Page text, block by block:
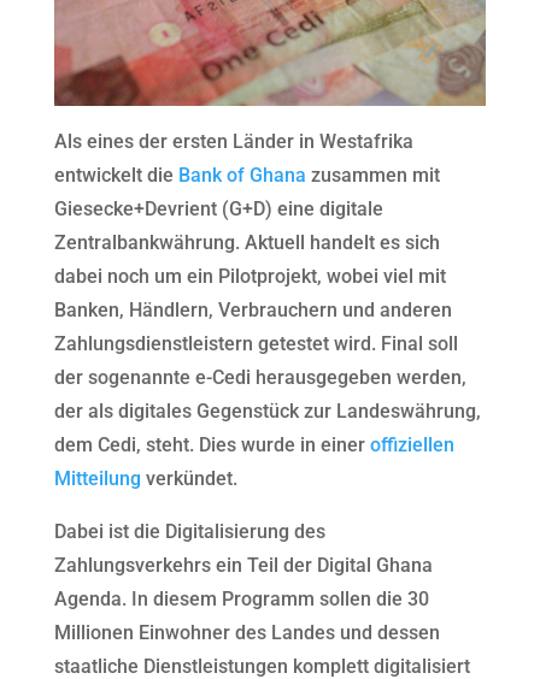
Als eines der ersten Länder in Westafrika
entwickelt die Bank of Ghana zusammen mit
Giesecke+Devrient (G+D) eine digitale
Zentralbankwährung. Aktuell handelt es sich
dabei noch um ein Pilotprojekt, wobei viel mit
Banken, Händlern, Verbrauchern und anderen
Zahlungsdienstleistern getestet wird. Final soll
der sogenannte e-Cedi herausgegeben werden,
der als digitales Gegenstück zur Landeswährung,
dem Cedi, steht. Dies wurde in einer offiziellen
Mitteilung verkündet.
Dabei ist die Digitalisierung des
Zahlungsverkehrs ein Teil der Digital Ghana
Agenda. In diesem Programm sollen die 30
Millionen Einwohner des Landes und dessen
staatliche Dienstleistungen komplett digitalisiert